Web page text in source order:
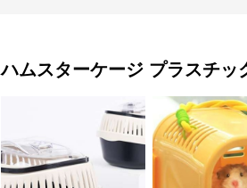
ハムスターケージ プラスチッ